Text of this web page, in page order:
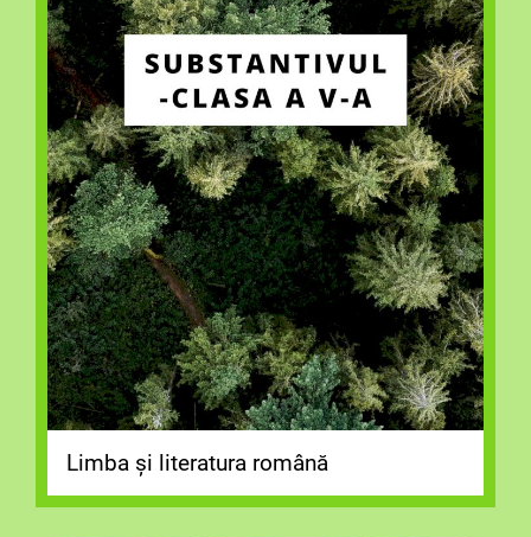
Limba și literatura română